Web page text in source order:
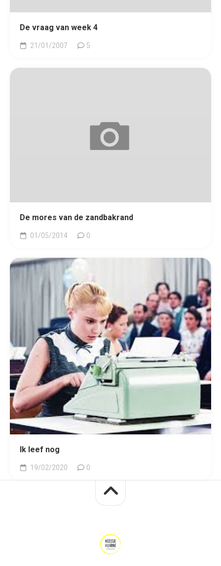
De vraag van week 4
21/01/2007 5
De mores van de zandbakrand
01/05/2014 0
Ik leef nog
19/02/2020 0